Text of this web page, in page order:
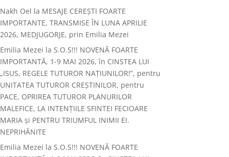
Nakh Oel la MESAJE CEREȘTI FOARTE
IMPORTANTE, TRANSMISE ÎN LUNA APRILIE
2026, MEDJUGORJE, prin Emilia Mezei
Emilia Mezei la S.O.S!!! NOVENĂ FOARTE
IMPORTANTĂ, 1-9 MAI 2026, în CINSTEA LUI
„ISUS, REGELE TUTUROR NAȚIUNILOR!”, pentru
UNITATEA TUTUROR CREȘTINILOR, pentru
PACE, OPRIREA TUTUROR PLANURILOR
MALEFICE, LA INTENȚIILE SFINTEI FECIOARE
MARIA și PENTRU TRIUMFUL INIMII EI.
NEPRIHĂNITE
Emilia Mezei la S.O.S!!! NOVENĂ FOARTE